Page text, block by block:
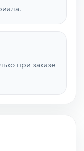
при заказе